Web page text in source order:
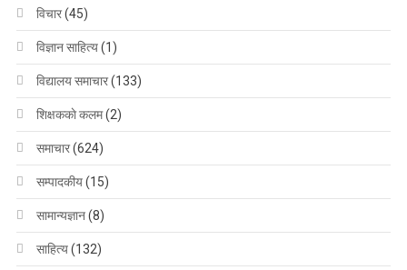
विचार(45)
विज्ञान साहित्य(1)
विद्यालय समाचार(133)
शिक्षककाे कलम(2)
समाचार(624)
सम्पादकीय(15)
सामान्यज्ञान(8)
साहित्य(132)